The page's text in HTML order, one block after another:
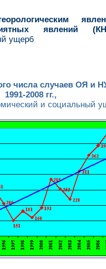
явлений
ущерб
числа случаев ОЯ и
1991-2008 гг.,
и социальный